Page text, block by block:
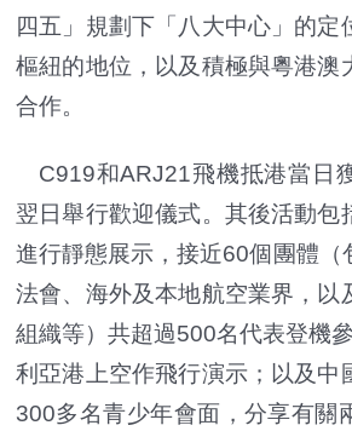
四五」規劃下「八大中心」的定
樞紐的地位，以及積極與粵港澳
合作。
C919和ARJ21飛機抵港當日
翌日舉行歡迎儀式。其後活動包
進行靜態展示，接近60個團體（
法會、海外及本地航空業界，以
組織等）共超過500名代表登機
利亞港上空作飛行演示；以及中
300多名青少年會面，分享有關